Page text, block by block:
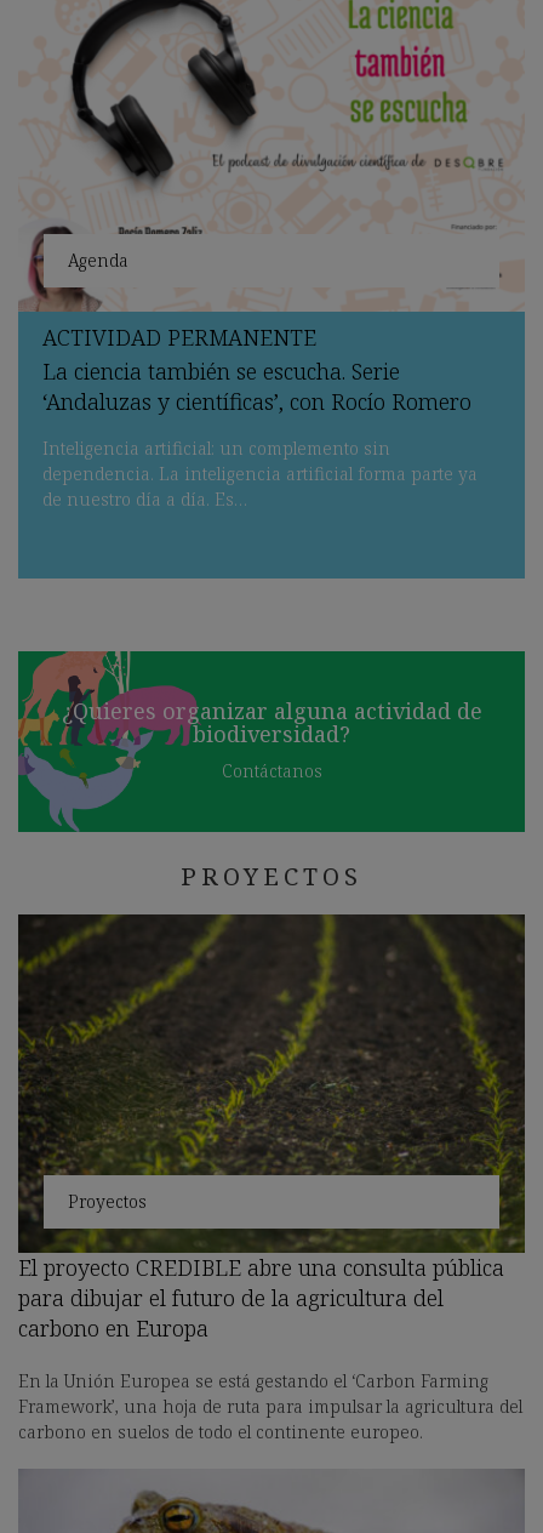
Agenda
ACTIVIDAD PERMANENTE
La ciencia también se escucha. Serie
‘Andaluzas y científicas’, con Rocío Romero
Inteligencia artificial: un complemento sin
dependencia. La inteligencia artificial forma parte ya
de nuestro día a día. Es…
¿Quieres organizar alguna actividad de
biodiversidad?
Contáctanos
PROYECTOS
Proyectos
El proyecto CREDIBLE abre una consulta pública
para dibujar el futuro de la agricultura del
carbono en Europa
En la Unión Europea se está gestando el ‘Carbon Farming
Framework’, una hoja de ruta para impulsar la agricultura del
carbono en suelos de todo el continente europeo.